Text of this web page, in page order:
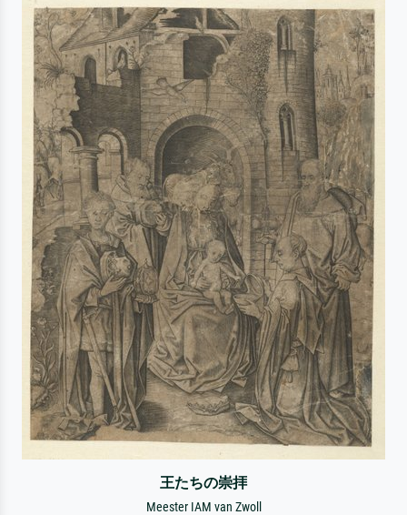
王たちの崇拝
Meester IAM van Zwoll